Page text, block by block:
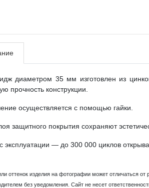
диаметром 35 мм изготовлен из
прочность конструкции.
осуществляется с помощью гайки.
защитного покрытия сохраняют
эксплуатации — до 300 000 циклов
оттенок изделия на фотографии может отличаться от
без уведомления. Сайт не несет